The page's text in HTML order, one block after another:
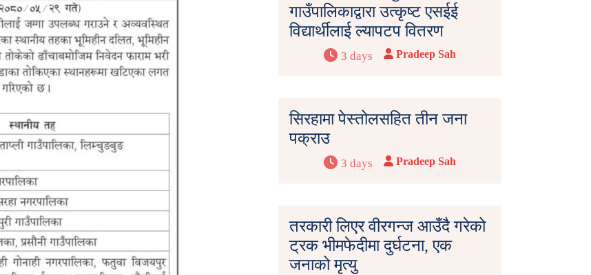
गाउँपालिकाद्वारा उत्कृष्ट एसईई
विद्यार्थीलाई ल्यापटप वितरण
3 days Pradeep Sah
सिरहामा पेस्तोलसहित तीन जना
पक्राउ
3 days Pradeep Sah
तरकारी लिएर वीरगन्ज आउँदै गरेको
ट्रक भीमफेदीमा दुर्घटना, एक
जनाको मृत्यु